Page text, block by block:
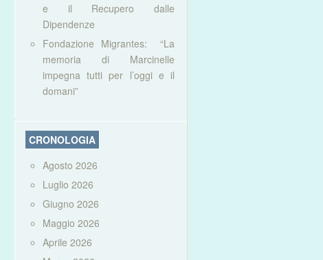
e il Recupero dalle
Dipendenze
Fondazione Migrantes: “La
memoria di Marcinelle
impegna tutti per l’oggi e il
domani”
CRONOLOGIA
Agosto 2026
Luglio 2026
Giugno 2026
Maggio 2026
Aprile 2026